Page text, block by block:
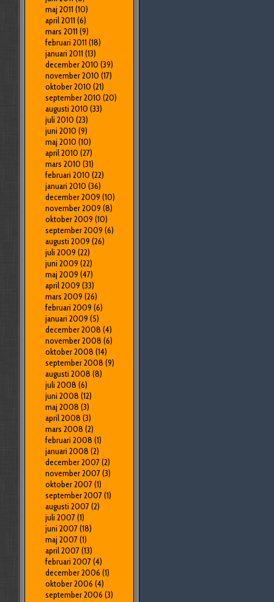
maj 2011 (10)
april 2011 (6)
mars 2011 (9)
februari 2011 (18)
januari 2011 (13)
december 2010 (39)
november 2010 (17)
oktober 2010 (21)
september 2010 (20)
augusti 2010 (33)
juli 2010 (23)
juni 2010 (9)
maj 2010 (10)
april 2010 (27)
mars 2010 (31)
februari 2010 (22)
januari 2010 (36)
december 2009 (10)
november 2009 (8)
oktober 2009 (10)
september 2009 (6)
augusti 2009 (26)
juli 2009 (22)
juni 2009 (22)
maj 2009 (47)
april 2009 (33)
mars 2009 (26)
februari 2009 (6)
januari 2009 (5)
december 2008 (4)
november 2008 (6)
oktober 2008 (14)
september 2008 (9)
augusti 2008 (8)
juli 2008 (6)
juni 2008 (12)
maj 2008 (3)
april 2008 (3)
mars 2008 (2)
februari 2008 (1)
januari 2008 (2)
december 2007(2)
november 2007(3)
oktober 2007(1)
september 2007(1)
augusti 2007(2)
juli 2007(1)
juni 2007(18)
maj 2007(1)
april 2007(13)
februari 2007(4)
december 2006 (1)
oktober 2006 (4)
september 2006 (3)